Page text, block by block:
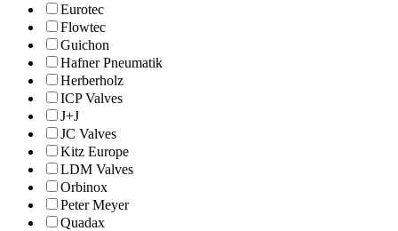
Eurotec
Flowtec
Guichon
Hafner Pneumatik
Herberholz
ICP Valves
J+J
JC Valves
Kitz Europe
LDM Valves
Orbinox
Peter Meyer
Quadax